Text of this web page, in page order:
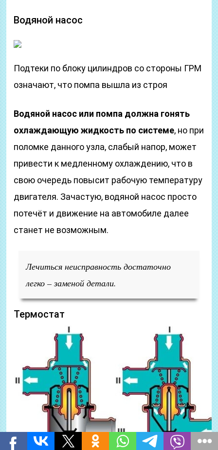
Водяной насос
Подтеки по блоку цилиндров со стороны ГРМ
означают, что помпа вышла из строя
Водяной насос или помпа должна гонять
охлаждающую жидкость по системе, но при
поломке данного узла, слабый напор, может
привести к медленному охлаждению, что в
свою очередь повысит рабочую температуру
двигателя. Зачастую, водяной насос просто
потечёт и движение на автомобиле далее
станет не возможным.
Лечиться неисправность достаточно
легко – заменой детали.
Термостат